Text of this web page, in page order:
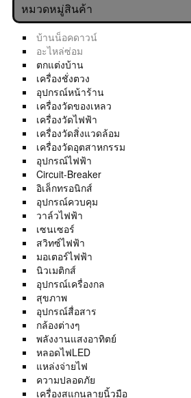
หมวดหมู่สินค้า
บ้านน็อคดาวน์
อะไหล่ซ่อม
ตกแต่งบ้าน
เครื่องชั่งตวง
อุปกรณ์หน้าร้าน
เครื่องวัดของเหลว
เครื่องวัดไฟฟ้า
เครื่องวัดสิ่งแวดล้อม
เครื่องวัดอุตสาหกรรม
อุปกรณ์ไฟฟ้า
Circuit-Breaker
อิเล็กทรอนิกส์
อุปกรณ์ควบคุม
วาล์วไฟฟ้า
เซนเซอร์
สวิทซ์ไฟฟ้า
มอเตอร์ไฟฟ้า
นิวเมติกส์
อุปกรณ์เครื่องกล
สุขภาพ
อุปกรณ์สื่อสาร
กล้องต่างๆ
พลังงานแสงอาทิตย์
หลอดไฟLED
แหล่งจ่ายไฟ
ความปลอดภัย
เครื่องสแกนลายนิ้วมือ